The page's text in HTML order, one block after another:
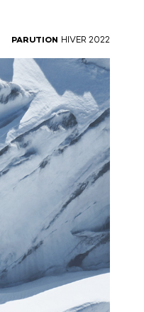
PARUTION HIVER 2022